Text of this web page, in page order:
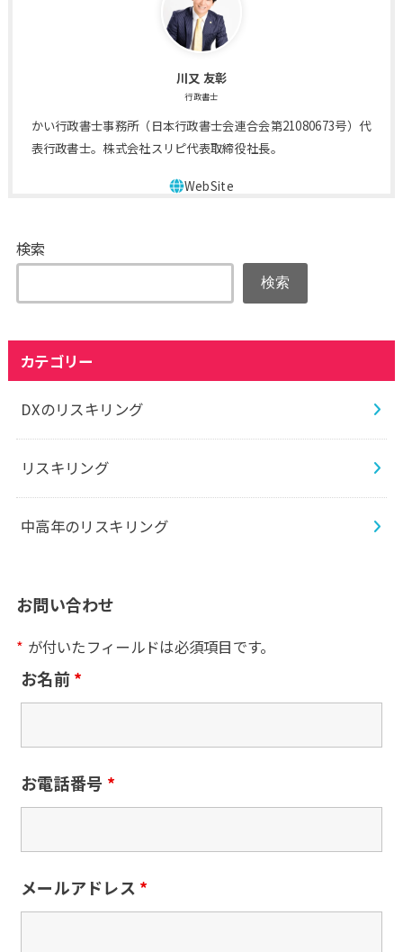
川又 友彰
行政書士
かい行政書士事務所（日本行政書士会連合会第21080673号）代
表行政書士。株式会社スリピ代表取締役社長。
検索
検索
カテゴリー
DXのリスキリング
リスキリング
中高年のリスキリング
お問い合わせ
* が付いたフィールドは必須項目です。
お名前*
お電話番号 *
メールアドレス *